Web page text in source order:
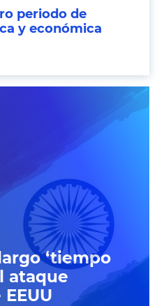
periodo de
y económica
‘tiempo
ataque